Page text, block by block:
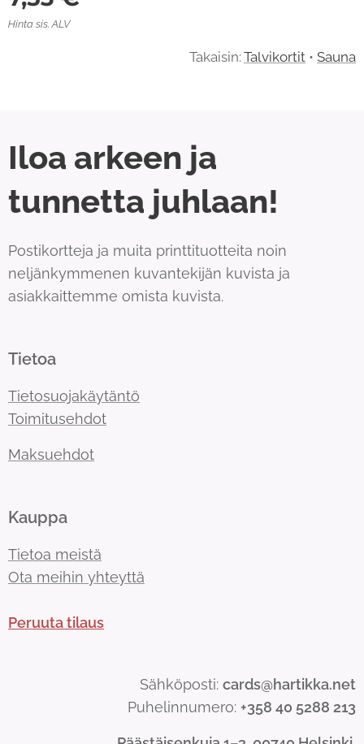
Hinta sis. ALV
Takaisin: Talvikortit • Sauna
Iloa arkeen ja
tunnetta juhlaan!
Postikortteja ja muita printtituotteita noin
neljänkymmenen kuvantekijän kuvista ja
asiakkaittemme omista kuvista.
Tietoa
Tietosuojakäytäntö
Toimitusehdot
Maksuehdot
Kauppa
Tietoa meistä
Ota meihin yhteyttä
Peruuta tilaus
Sähköposti: cards@hartikka.net
Puhelinnumero: +358 40 5288 213